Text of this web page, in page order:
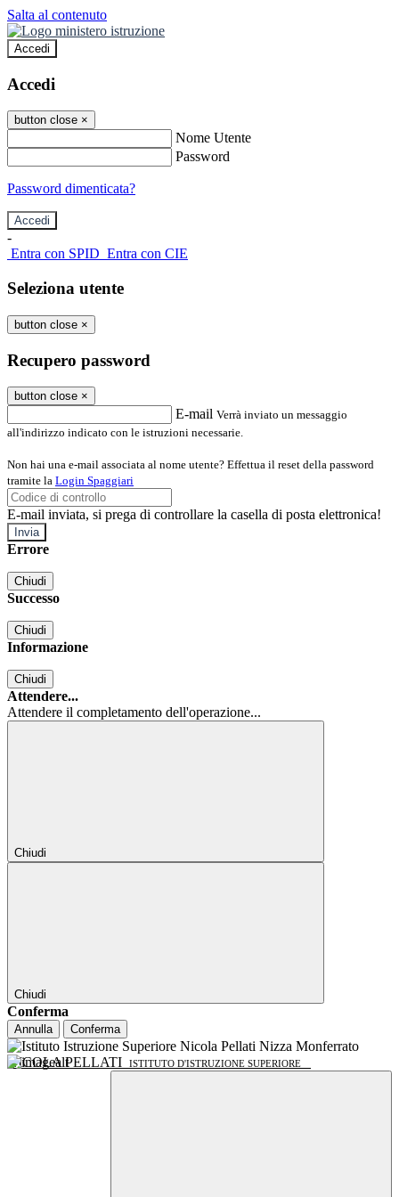
Salta al contenuto
Accedi
Accedi
button close ×
Nome Utente
Password
Password dimenticata?
-
Entra con SPID Entra con CIE
Seleziona utente
button close ×
Recupero password
button close ×
E-mail Verrà inviato un messaggio
all'indirizzo indicato con le istruzioni necessarie.
Non hai una e-mail associata al nome utente? Effettua il reset della password
tramite la Login Spaggiari
E-mail inviata, si prega di controllare la casella di posta elettronica!
Errore
Chiudi
Successo
Chiudi
Informazione
Chiudi
Attendere...
Attendere il completamento dell'operazione...
Chiudi
Chiudi
Conferma
Annulla Conferma
NICOLA PELLATI ISTITUTO D'ISTRUZIONE SUPERIORE